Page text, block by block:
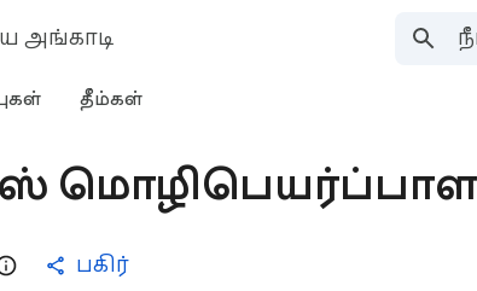
அங்காடி
தீம்கள்
பகிர்